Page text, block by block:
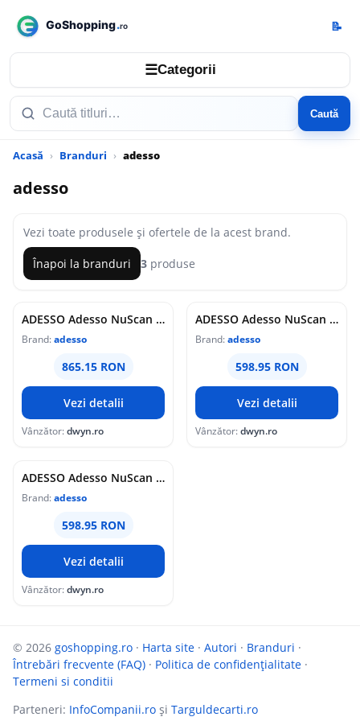
☰Categorii
Caută
📝
Acasă Branduri adesso
adesso
Vezi toate produsele și ofertele de la acest brand.
Înapoi la branduri 3 produse
ADESSO Adesso NuScan 5200TU- Antimicrobial & Waterproof 2D Barcode Scanner
Brand:adesso
865.15 RON
Vezi detalii
Vânzător:dwyn.ro
ADESSO Adesso NuScan 4100B Bluetooth Antimicrobial Waterproof CCD Barcode Scanner with Charging Cradle
Brand:adesso
598.95 RON
Vezi detalii
Vânzător:dwyn.ro
ADESSO Adesso NuScan 2500TU Spill Resistant Antimicrobial 2D Barcode Scanner
Brand:adesso
598.95 RON
Vezi detalii
Vânzător:dwyn.ro
© 2026 goshopping.ro · Harta site · Autori · Branduri ·
Întrebări frecvente (FAQ) · Politica de confidențialitate ·
Termeni si conditii
Parteneri: InfoCompanii.ro și Targuldecarti.ro